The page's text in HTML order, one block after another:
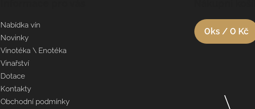
Nabídka vín
Novinky
Vinotéka \ Enotéka
Vinařství
Dotace
Kontakty
Obchodní podmínky
0ks /0 Kč